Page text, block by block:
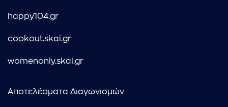
happy104.gr
cookout.skai.gr
womenonly.skai.gr
Αποτελέσματα Διαγωνισμών